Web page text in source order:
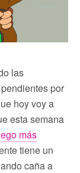
las
por
hoy voy a
esta semana
más
tiene un
caña a